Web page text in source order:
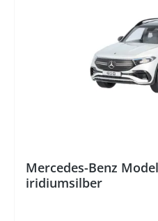
Mercedes-Benz
iridiumsilber